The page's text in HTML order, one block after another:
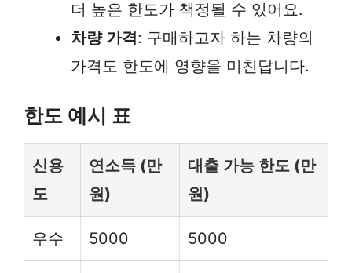
더 높은 한도가 책정될 수 있어요.
차량 가격: 구매하고자 하는 차량의
가격도 한도에 영향을 미친답니다.
한도 예시 표
신용
도
연소득 (만
원)
대출 가능 한도 (만
원)
우수 5000 5000